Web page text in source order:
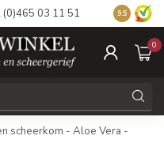
(0)465 03 11 51 Bezoek
9.5
0
scheerkom - Aloe Vera -